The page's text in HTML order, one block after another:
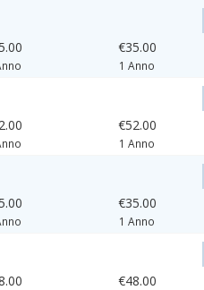
€35.00
1 Anno
€52.00
1 Anno
€35.00
1 Anno
€48.00